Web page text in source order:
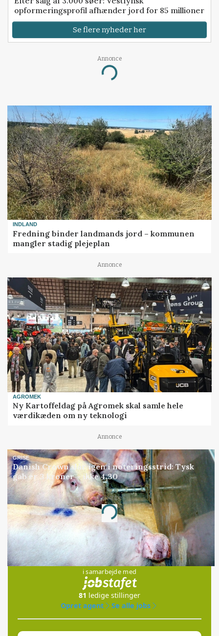
opformeringsprofil afhænder jord for 85 millioner
Se flere nyheder her
Annonce
Loading...
INDLAND
Fredning binder landmands jord – kommunen
mangler stadig plejeplan
Annonce
AGROMEK
Ny Kartoffeldag på Agromek skal samle hele
værdikæden om ny teknologi
Annonce
GRISE
Danish Crown slår igen i noteringsstrid: Tysk
gab er 3 kroner – ikke 4,30
Annonce
Loading...
Jobs
i samarbejde med
81 ledige stillinger
Opret agent
Se alle jobs